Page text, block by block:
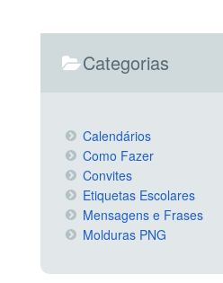
Categorias
Calendários
Como Fazer
Convites
Etiquetas Escolares
Mensagens e Frases
Molduras PNG